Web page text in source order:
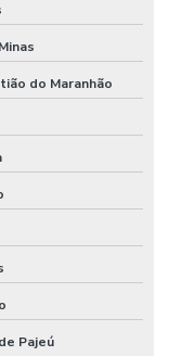
do Maranhão
Pajeú